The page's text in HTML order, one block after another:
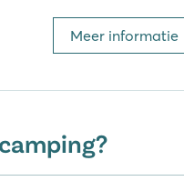
tot minikermis
een uitgebreid
Meer informatie